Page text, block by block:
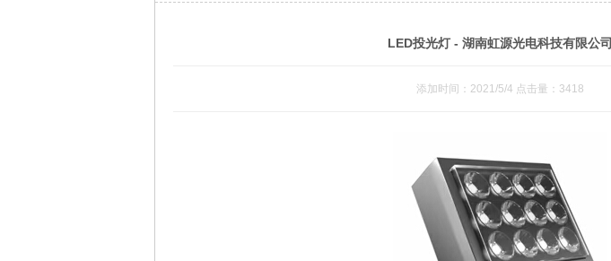
LED投光灯 - 湖南虹源光电科技有限公司
添加时间：2021/5/4 点击量：3418